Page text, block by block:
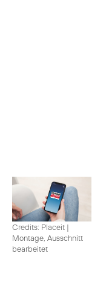
Credits: Placeit |
Montage, Ausschnitt
bearbeitet